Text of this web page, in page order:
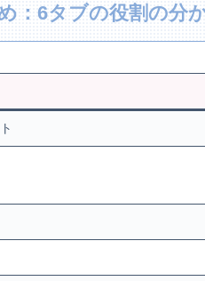
：6タブの役割の分